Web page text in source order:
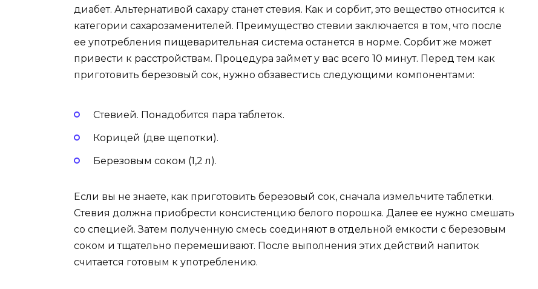
диабет. Альтернативой сахару станет стевия. Как и сорбит, это вещество относится к
категории сахарозаменителей. Преимущество стевии заключается в том, что после
ее употребления пищеварительная система останется в норме. Сорбит же может
привести к расстройствам. Процедура займет у вас всего 10 минут. Перед тем как
приготовить березовый сок, нужно обзавестись следующими компонентами:
Стевией. Понадобится пара таблеток.
Корицей (две щепотки).
Березовым соком (1,2 л).
Если вы не знаете, как приготовить березовый сок, сначала измельчите таблетки.
Стевия должна приобрести консистенцию белого порошка. Далее ее нужно смешать
со специей. Затем полученную смесь соединяют в отдельной емкости с березовым
соком и тщательно перемешивают. После выполнения этих действий напиток
считается готовым к употреблению.